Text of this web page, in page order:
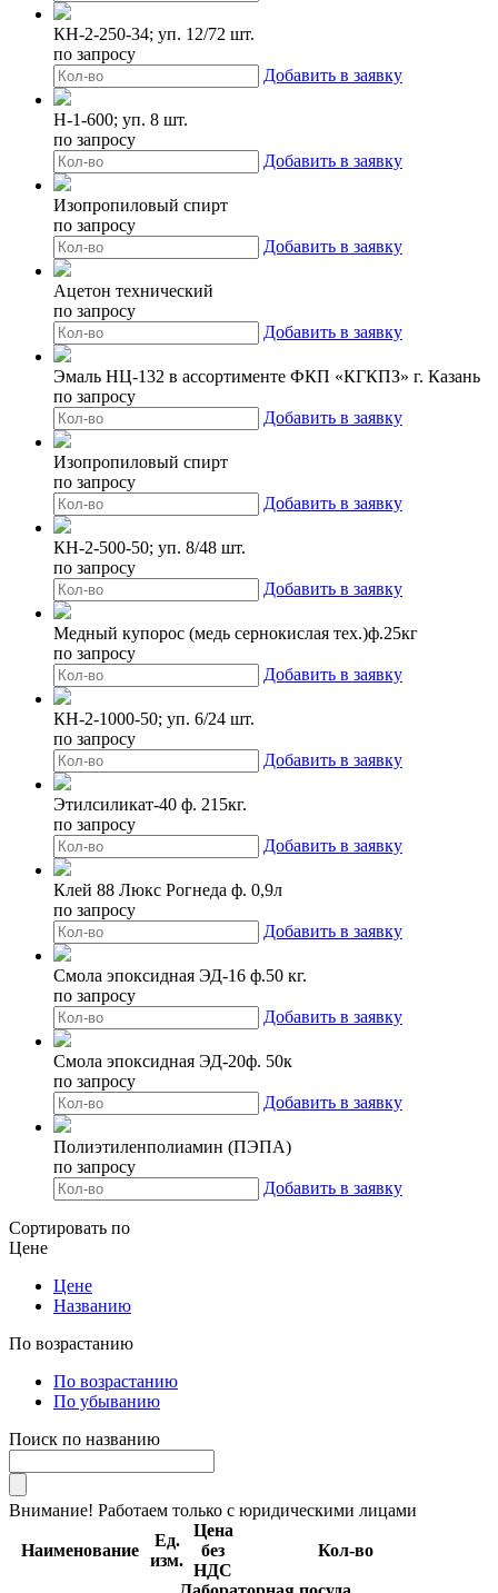
КН-2-250-34; уп. 12/72 шт.
по запросу
Добавить в заявку
Н-1-600; уп. 8 шт.
по запросу
Добавить в заявку
Изопропиловый спирт
по запросу
Добавить в заявку
Ацетон технический
по запросу
Добавить в заявку
Эмаль НЦ-132 в ассортименте ФКП «КГКПЗ» г. Казань
по запросу
Добавить в заявку
Изопропиловый спирт
по запросу
Добавить в заявку
КН-2-500-50; уп. 8/48 шт.
по запросу
Добавить в заявку
Медный купорос (медь сернокислая тех.)ф.25кг
по запросу
Добавить в заявку
КН-2-1000-50; уп. 6/24 шт.
по запросу
Добавить в заявку
Этилсиликат-40 ф. 215кг.
по запросу
Добавить в заявку
Клей 88 Люкс Рогнеда ф. 0,9л
по запросу
Добавить в заявку
Смола эпоксидная ЭД-16 ф.50 кг.
по запросу
Добавить в заявку
Смола эпоксидная ЭД-20ф. 50к
по запросу
Добавить в заявку
Полиэтиленполиамин (ПЭПА)
по запросу
Добавить в заявку
Сортировать по
Цене
Цене
Названию
По возрастанию
По возрастанию
По убыванию
Поиск по названию
Внимание! Работаем только с юридическими лицами
Наименование
Ед.
изм.
Цена
без
НДС
Кол-во